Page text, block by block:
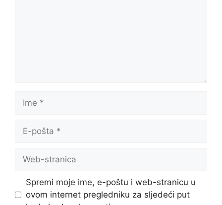
pošta
stranica
Spremi moje ime, e-poštu i web-stranicu u
ovom internet pregledniku za sljedeći put